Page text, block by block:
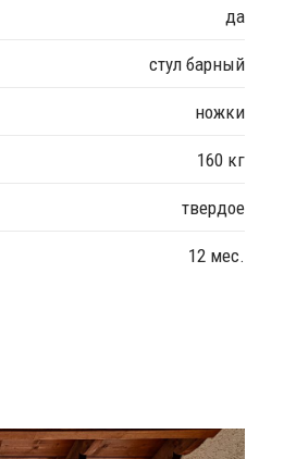
да
стул барный
ножки
160 кг
твердое
12 мес.